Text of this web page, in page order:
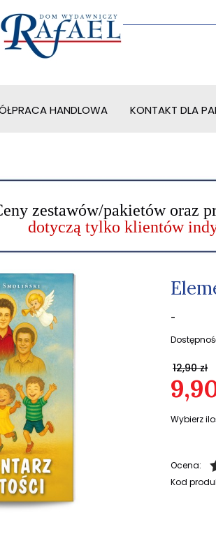
HANDLOWA KONTAKT DLA
zestawów/pakietów oraz
dotyczą tylko klientów
-
Wybierz
12,90 zł
Ocena:
Kod